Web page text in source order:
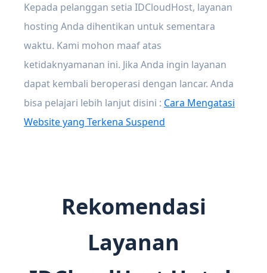
Kepada pelanggan setia IDCloudHost, layanan
hosting Anda dihentikan untuk sementara
waktu. Kami mohon maaf atas
ketidaknyamanan ini. Jika Anda ingin layanan
dapat kembali beroperasi dengan lancar. Anda
bisa pelajari lebih lanjut disini : Cara Mengatasi
Website yang Terkena Suspend
Rekomendasi
Layanan